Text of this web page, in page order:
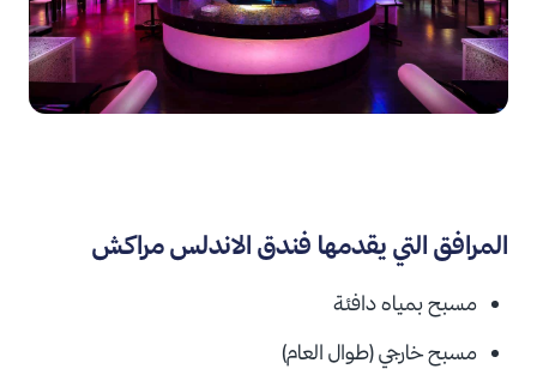
المرافق التي يقدمها فندق الاندلس مراكش
مسبح بمياه دافئة
مسبح خارجي (طوال العام)